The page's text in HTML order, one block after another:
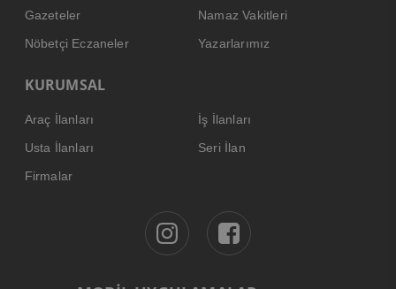
Gazeteler
Namaz Vakitleri
Nöbetçi Eczaneler
Yazarlarımız
KURUMSAL
Araç İlanları
İş İlanları
Usta İlanları
Seri İlan
Firmalar